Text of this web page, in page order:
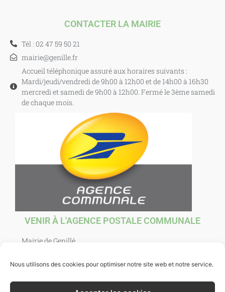
Nous utilisons des cookies pour optimiser notre site web et notre service.
CONTACTER LA MAIRIE
Tél : 02 47 59 50 21
mairie@genille.fr
Accueil téléphonique assuré aux horaires suivants :
Mardi/jeudi/vendredi de 9h00 à 12h00 et de 14h00 à 16h30
mercredi et samedi de 9h00 à 12h00. Fermé le 3ème samedi
de chaque mois.
VENIR À L'AGENCE POSTALE COMMUNALE
Mairie de Genillé
37460 Genillé